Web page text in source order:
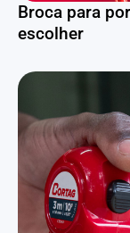
Broca para
escolher